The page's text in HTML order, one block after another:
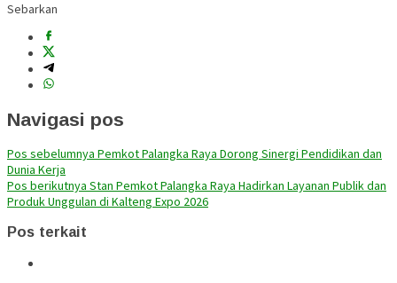
Sebarkan
Navigasi pos
Pos sebelumnya Pemkot Palangka Raya Dorong Sinergi Pendidikan dan
Dunia Kerja
Pos berikutnya Stan Pemkot Palangka Raya Hadirkan Layanan Publik dan
Produk Unggulan di Kalteng Expo 2026
Pos terkait